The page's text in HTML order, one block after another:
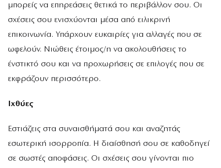
μπορείς να επηρεάσεις θετικά το περιβάλλον σου. Οι
σχέσεις σου ενισχύονται μέσα από ειλικρινή
επικοινωνία. Υπάρχουν ευκαιρίες για αλλαγές που σε
ωφελούν. Νιώθεις έτοιμος/η να ακολουθήσεις το
ένστικτό σου και να προχωρήσεις σε επιλογές που σε
εκφράζουν περισσότερο.
Ιχθύες
Εστιάζεις στα συναισθήματά σου και αναζητάς
εσωτερική ισορροπία. Η διαίσθησή σου σε καθοδηγεί
σε σωστές αποφάσεις. Οι σχέσεις σου γίνονται πιο